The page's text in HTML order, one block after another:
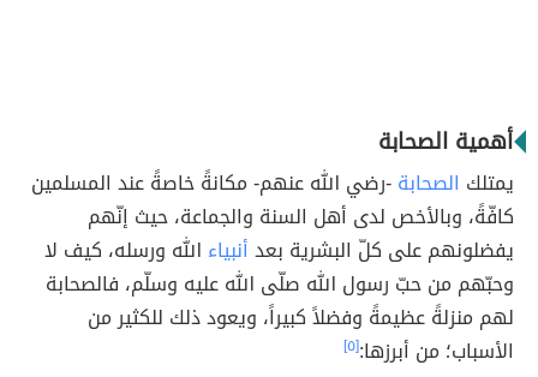
أهمية الصحابة
يمتلك الصحابة-رضي الله عنهم- مكانةً خاصةً عند المسلمين
كافّةً، وبالأخص لدى أهل السنة والجماعة، حيث إنّهم
يفضلونهم على كلّ البشرية بعدأنبياء الله ورسله، كيف لا
وحبّهم من حبّ رسول الله صلّى الله عليه وسلّم، فالصحابة
لهم منزلةً عظيمةً وفضلاً كبيراً، ويعود ذلك للكثير من
الأسباب؛ من أبرزها:[٥]